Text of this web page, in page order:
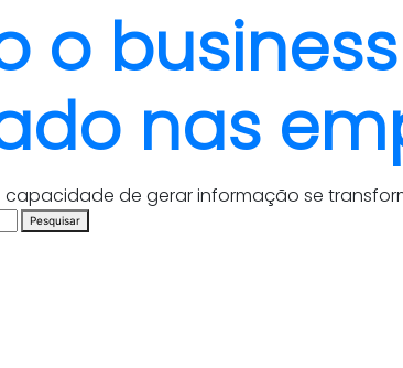
o
nas
de gerar informação se
Pesquisar